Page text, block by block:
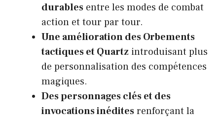
durables entre les modes de combat
action et tour par tour.
Une amélioration des Orbements
tactiques et Quartz introduisant plus
de personnalisation des compétences
magiques.
Des personnages clés et des
invocations inéditesrenforçant la